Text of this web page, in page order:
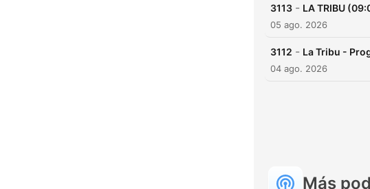
3113 - LA TRIBU
05 ago. 2026
3112 - La Tribu -
04 ago. 2026
Más